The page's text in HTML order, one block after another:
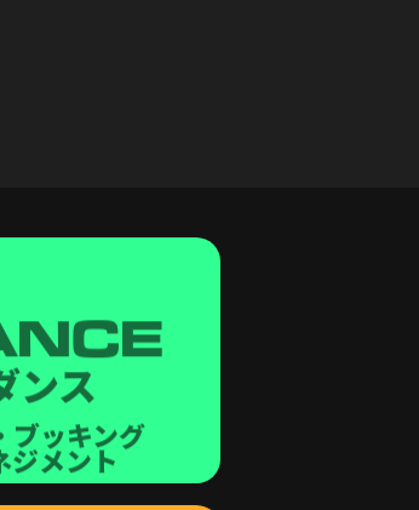
ンス
ブッキング
ジメント